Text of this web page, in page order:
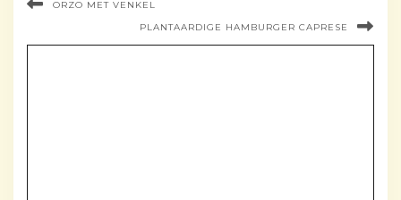
ORZO MET VENKEL
PLANTAARDIGE HAMBURGER CAPRESE